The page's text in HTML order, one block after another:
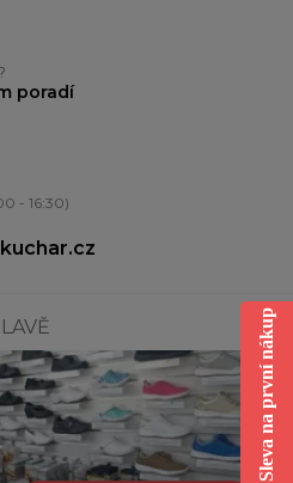
poradí
- 16:30)
Sleva na první nákup